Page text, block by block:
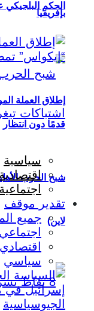
بإفريقيا
شبح الحرب
لاين)
الحكم البلجيكي
قدمًا دون انتظار
سياسية
اقتصادية
اجتماعية
تقدير موقف
جميع
اجتماعي
اقتصادي
سياسي